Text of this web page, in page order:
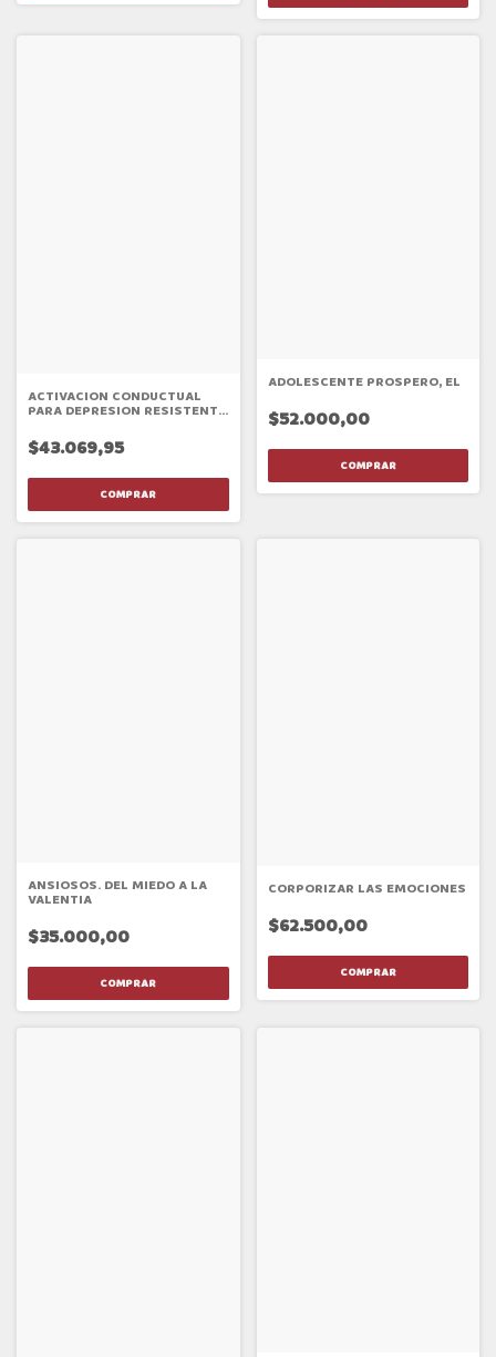
ACTIVACION CONDUCTUAL
PARA DEPRESION RESISTENTE
$43.069,95
ADOLESCENTE PROSPERO, EL
$52.000,00
ANSIOSOS. DEL MIEDO A LA
VALENTIA
$35.000,00
CORPORIZAR LAS EMOCIONES
$62.500,00